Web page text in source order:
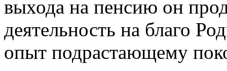
выхода на пенсию он
деятельность на благо
опыт подрастающему